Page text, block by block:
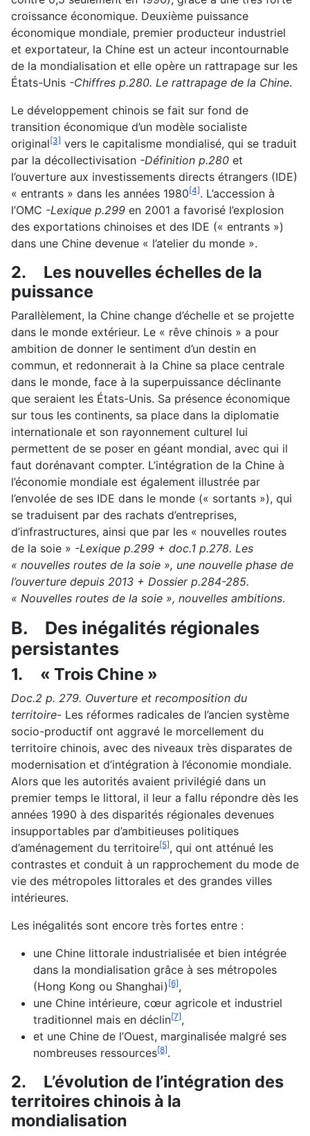
croissance économique. Deuxième puissance
économique mondiale, premier producteur industriel
et exportateur, la Chine est un acteur incontournable
de la mondialisation et elle opère un rattrapage sur les
États-Unis -Chiffres p.280. Le rattrapage de la Chine.
Le développement chinois se fait sur fond de
transition économique d’un modèle socialiste
original[3] vers le capitalisme mondialisé, qui se traduit
par la décollectivisation -Définition p.280 et
l’ouverture aux investissements directs étrangers (IDE)
« entrants » dans les années 1980[4]. L’accession à
l’OMC -Lexique p.299 en 2001 a favorisé l’explosion
des exportations chinoises et des IDE (« entrants »)
dans une Chine devenue « l’atelier du monde ».
2. Les nouvelles échelles de la
puissance
Parallèlement, la Chine change d’échelle et se projette
dans le monde extérieur. Le « rêve chinois » a pour
ambition de donner le sentiment d’un destin en
commun, et redonnerait à la Chine sa place centrale
dans le monde, face à la superpuissance déclinante
que seraient les États-Unis. Sa présence économique
sur tous les continents, sa place dans la diplomatie
internationale et son rayonnement culturel lui
permettent de se poser en géant mondial, avec qui il
faut dorénavant compter. L’intégration de la Chine à
l’économie mondiale est également illustrée par
l’envolée de ses IDE dans le monde (« sortants »), qui
se traduisent par des rachats d’entreprises,
d’infrastructures, ainsi que par les « nouvelles routes
de la soie » -Lexique p.299 + doc.1 p.278. Les
« nouvelles routes de la soie », une nouvelle phase de
l’ouverture depuis 2013 + Dossier p.284-285.
« Nouvelles routes de la soie », nouvelles ambitions.
B. Des inégalités régionales
persistantes
1. « Trois Chine »
Doc.2 p. 279. Ouverture et recomposition du
territoire- Les réformes radicales de l’ancien système
socio-productif ont aggravé le morcellement du
territoire chinois, avec des niveaux très disparates de
modernisation et d’intégration à l’économie mondiale.
Alors que les autorités avaient privilégié dans un
premier temps le littoral, il leur a fallu répondre dès les
années 1990 à des disparités régionales devenues
insupportables par d’ambitieuses politiques
d’aménagement du territoire[5], qui ont atténué les
contrastes et conduit à un rapprochement du mode de
vie des métropoles littorales et des grandes villes
intérieures.
Les inégalités sont encore très fortes entre :
une Chine littorale industrialisée et bien intégrée
dans la mondialisation grâce à ses métropoles
(Hong Kong ou Shanghai) [6],
une Chine intérieure, cœur agricole et industriel
traditionnel mais en déclin[7],
et une Chine de l’Ouest, marginalisée malgré ses
nombreuses ressources[8].
2. L’évolution de l’intégration des
territoires chinois à la
mondialisation